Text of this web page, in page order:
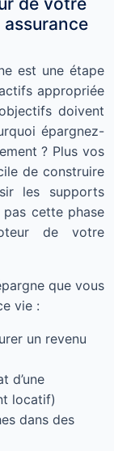
est une étape
appropriée
doivent
épargnez-
? Plus vos
de construire
les supports
pas cette phase
de votre
que vous
vie :
un revenu
d’une
locatif)
dans des